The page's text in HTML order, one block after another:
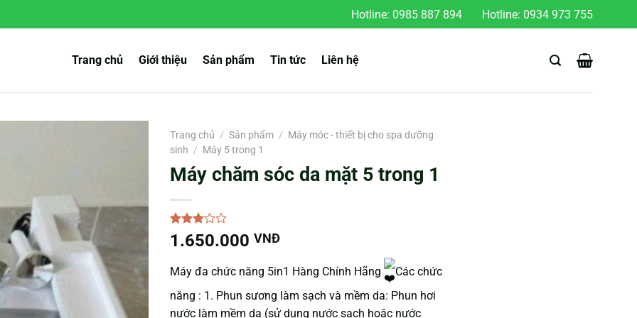
Hotline: 0985 887 894 Hotline: 0934 973 755
Trang chủ Giới thiệu Sản phẩm Tin tức Liên hệ
Trang chủ / Sản phẩm / Máy móc - thiết bị cho spa dưỡng
sinh / Máy 5 trong 1
Máy chăm sóc da mặt 5 trong 1
3.00
trên 5
trên
1
đánh
giá
1.650.000 VNĐ
Máy đa chức năng 5in1 Hàng Chính Hãng
Các chức
năng : 1. Phun sương làm sạch và mềm da: Phun hơi
nước làm mềm da (sử dụng nước sạch hoặc nước